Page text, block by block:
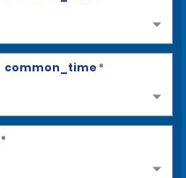
common_time*
*